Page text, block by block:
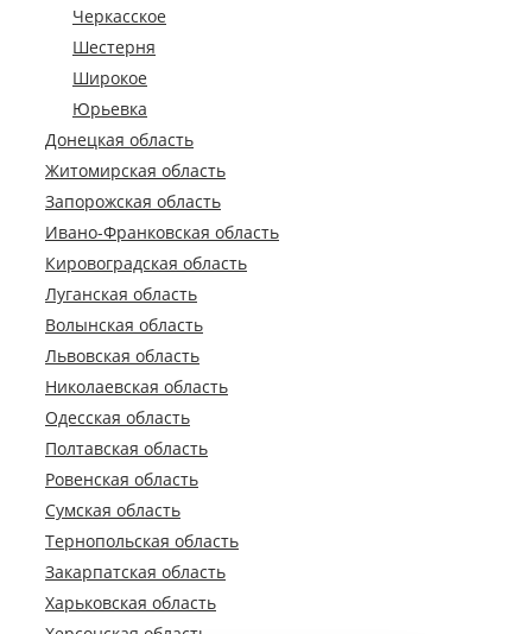
Черкасское
Шестерня
Широкое
Юрьевка
Донецкая область
Житомирская область
Запорожская область
Ивано-Франковская область
Кировоградская область
Луганская область
Волынская область
Львовская область
Николаевская область
Одесская область
Полтавская область
Ровенская область
Сумская область
Тернопольская область
Закарпатская область
Харьковская область